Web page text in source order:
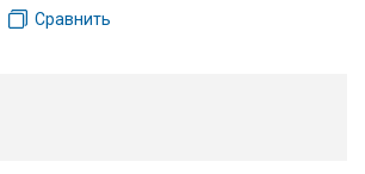
Сравнить